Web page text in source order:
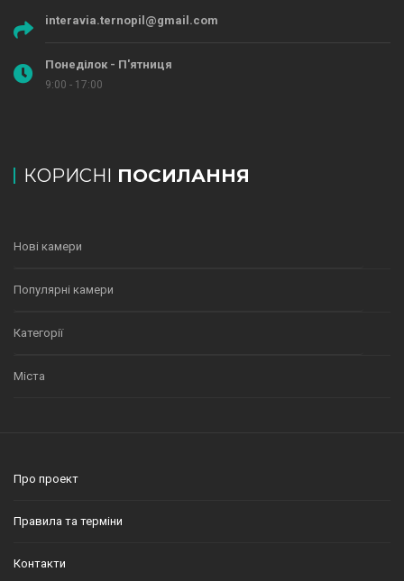
interavia.ternopil@gmail.com
Понеділок - П'ятниця
9:00 - 17:00
КОРИСНІ ПОСИЛАННЯ
Нові камери
Популярні камери
Категорії
Міста
Про проект
Правила та терміни
Контакти